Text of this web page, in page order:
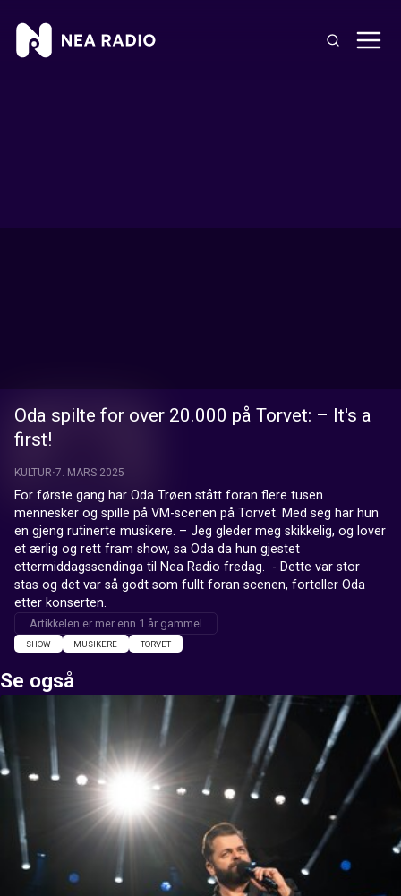
Oda spilte for over 20.000 på Torvet: – It's a
first!
KULTUR 7. MARS 2025
For første gang har Oda Trøen stått foran flere tusen
mennesker og spille på VM-scenen på Torvet. Med seg har hun
en gjeng rutinerte musikere. – Jeg gleder meg skikkelig, og lover
et ærlig og rett fram show, sa Oda da hun gjestet
ettermiddagssendinga til Nea Radio fredag.  - Dette var stor
stas og det var så godt som fullt foran scenen, forteller Oda
etter konserten.
Artikkelen er mer enn 1 år gammel
SHOW MUSIKERE TORVET
Se også